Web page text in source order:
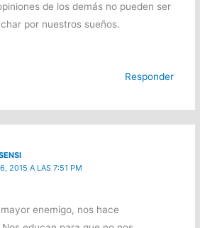
de los demás no pueden ser
por nuestros sueños.
Responder
2015 A LAS 7:51 PM
enemigo, nos hace